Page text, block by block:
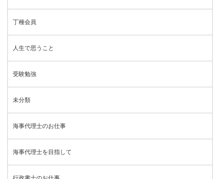
丁種会員
人生で思うこと
受験勉強
未分類
海事代理士のお仕事
海事代理士を目指して